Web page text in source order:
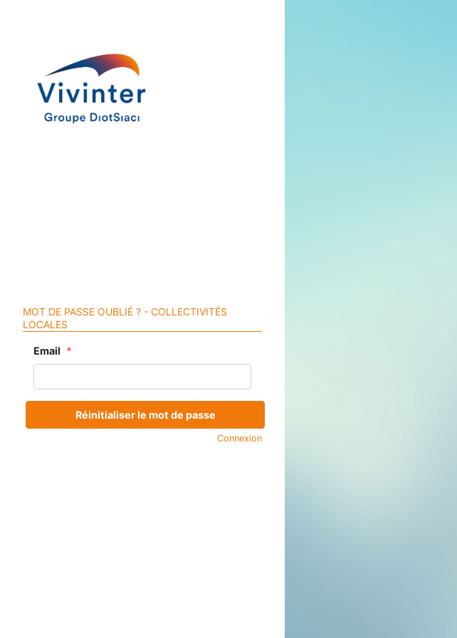
MOT DE PASSE OUBLIÉ ? - COLLECTIVITÉS
LOCALES
Email
Réinitialiser le mot de passe
Connexion